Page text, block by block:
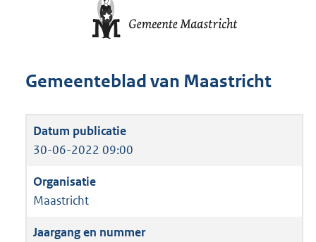
Gemeenteblad van Maastricht
30-06-2022 09:00
Maastricht